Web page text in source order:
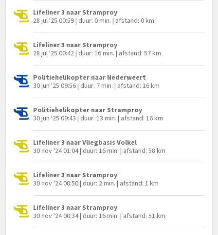
Lifeliner 3 naar Stramproy
28 jul '25 00:59 | duur: 0 min. | afstand: 0 km
Lifeliner 3 naar Stramproy
28 jul '25 00:42 | duur: 16 min. | afstand: 57 km
Politiehelikopter naar Nederweert
30 jun '25 09:56 | duur: 7 min. | afstand: 16 km
Politiehelikopter naar Stramproy
30 jun '25 09:43 | duur: 13 min. | afstand: 16 km
Lifeliner 3 naar Vliegbasis Volkel
30 nov '24 01:04 | duur: 16 min. | afstand: 58 km
Lifeliner 3 naar Stramproy
30 nov '24 00:50 | duur: 2 min. | afstand: 1 km
Lifeliner 3 naar Stramproy
30 nov '24 00:34 | duur: 16 min. | afstand: 51 km